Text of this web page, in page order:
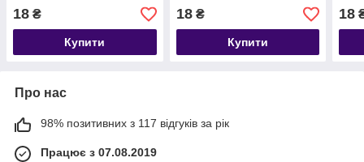
18 ₴
Купити
18₴
Купити
18
Про нас
98% позитивних з 117 відгуків за рік
Працює з 07.08.2019